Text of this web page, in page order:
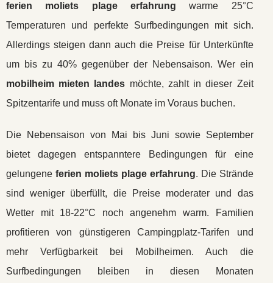
ferien moliets plage erfahrung warme 25°C
Temperaturen und perfekte Surfbedingungen mit sich.
Allerdings steigen dann auch die Preise für Unterkünfte
um bis zu 40% gegenüber der Nebensaison. Wer ein
mobilheim mieten landes möchte, zahlt in dieser Zeit
Spitzentarife und muss oft Monate im Voraus buchen.
Die Nebensaison von Mai bis Juni sowie September
bietet dagegen entspanntere Bedingungen für eine
gelungene ferien moliets plage erfahrung. Die Strände
sind weniger überfüllt, die Preise moderater und das
Wetter mit 18-22°C noch angenehm warm. Familien
profitieren von günstigeren Campingplatz-Tarifen und
mehr Verfügbarkeit bei Mobilheimen. Auch die
Surfbedingungen bleiben in diesen Monaten